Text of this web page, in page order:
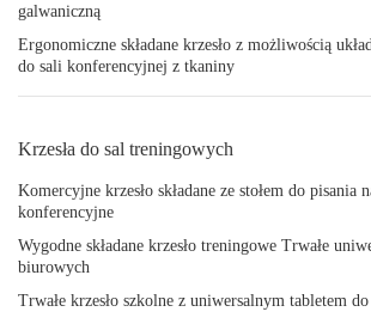
galwaniczną
Ergonomiczne składane krzesło z możliwością
do sali konferencyjnej z tkaniny
Krzesła do sal treningowych
Komercyjne krzesło składane ze stołem do pisania
konferencyjne
Wygodne składane krzesło treningowe Trwałe
biurowych
Trwałe krzesło szkolne z uniwersalnym tabletem